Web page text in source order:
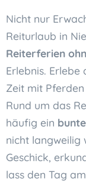
Nicht nur
Reiturlaub in
Reiterferien
Erlebnis.
Zeit mit
Rund um das
häufig ein
nicht langweilig
Geschick,
lass den Tag